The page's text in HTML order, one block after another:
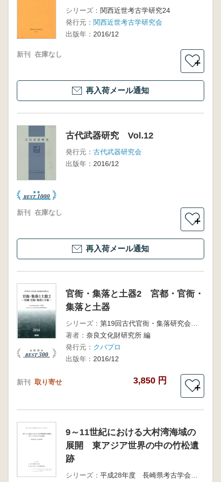
シリーズ： 関西近世考古学研究24
発行元： 関西近世考古学研究会
出版年： 2016/12
新刊 在庫なし
＋
再入荷メール通知
古代武器研究 Vol.12
発行元： 古代武器研究会
出版年： 2016/12
新刊 在庫なし
＋
再入荷メール通知
官衙・集落と土器2 宮都・官衙・
集落と土器
シリーズ：
著者： 奈良文化財研究所 編
発行元： クバプロ
出版年： 2016/12
新刊 取り寄せ 3,850 円
＋
9～11世紀における大村湾海域の
展開 東アジア世界の中の竹松遺
跡
シリーズ：